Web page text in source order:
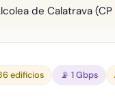
de Calatrava
edificios 📡 1 Gbps